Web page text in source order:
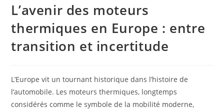
L’avenir des moteurs
thermiques en Europe : entre
transition et incertitude
L’Europe vit un tournant historique dans l’histoire de
l’automobile. Les moteurs thermiques, longtemps
considérés comme le symbole de la mobilité moderne,